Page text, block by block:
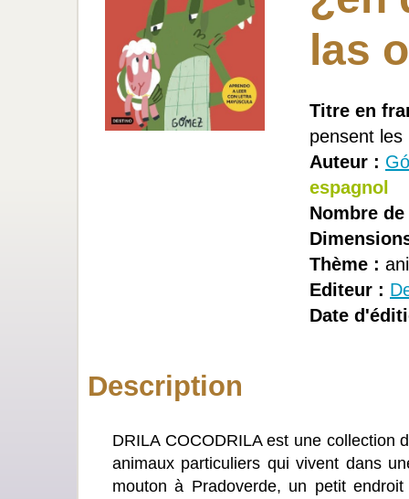
las
Titre en
pensent les
Auteur :
espagnol
Nombre
Thème :
Editeur :
Date
Description
DRILA COCODRILA est une collection
animaux particuliers qui vivent dans
mouton à Pradoverde, un petit